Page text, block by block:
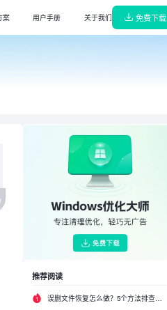
电脑异常，轻巧无广告
，智能修复，一键搜索安装驱动
，快速远程解决各类问题，高效省心
万能影音播放器，杜比音效极致体验
自动化本地部署，真有用龙虾机器人即刻上岗
DS一键部署大师
自动化本地部署DeepSeek,即刻拥有专属AI
案 用户手册 关于我们 免费下载
推荐阅读
误删文件恢复怎么做？5个方法排查修复